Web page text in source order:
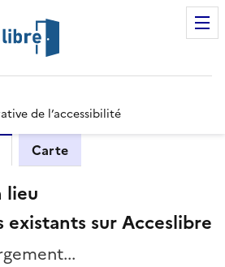
de l’accessibilité
Carte
lieu
existants sur Acceslibre